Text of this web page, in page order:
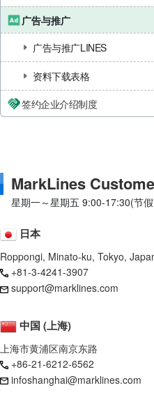
广告与推广
广告与推广LINES
资料下载表格
签约企业介绍制度
MarkLines
星期一～星期五 9:00-17:30(节
日本
Roppongi, Minato-ku, Tokyo,
+81-3-4241-3907
support@marklines.com
中国 (上海)
上海市黄浦区南京东路
+86-21-6212-6562
infoshanghai@marklines.com